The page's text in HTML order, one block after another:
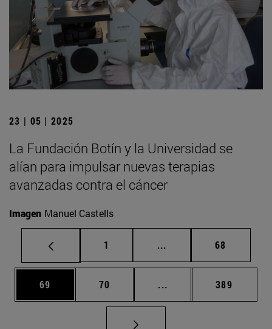
23 | 05 | 2025
La Fundación Botín y la Universidad se
alían para impulsar nuevas terapias
avanzadas contra el cáncer
Imagen Manuel Castells
Página
1 ... Páginas intermedias
Página
68
Página
69 Página
70 ... Páginas intermedias
Página
389